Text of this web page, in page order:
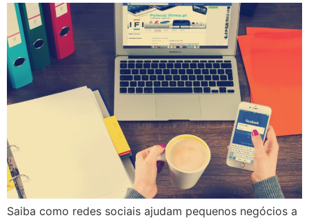
Saiba como redes sociais ajudam pequenos negócios a